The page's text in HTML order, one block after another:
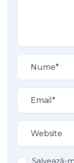
Salvează-